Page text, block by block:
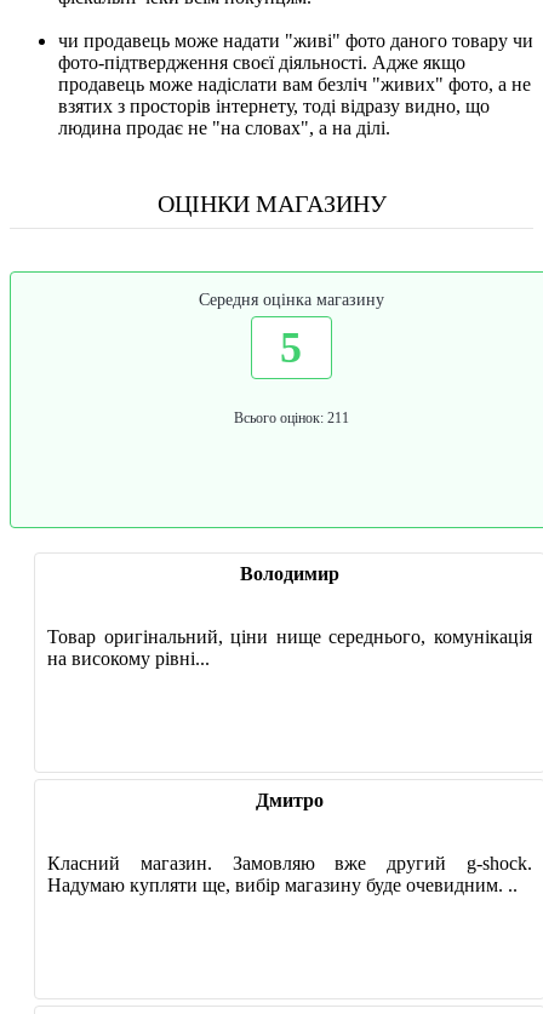
чи продавець може надати "живі" фото даного товару чи
фото-підтвердження своєї діяльності. Адже якщо
продавець може надіслати вам безліч "живих" фото, а не
взятих з просторів інтернету, тоді відразу видно, що
людина продає не "на словах", а на ділі.
ОЦІНКИ МАГАЗИНУ
Середня оцінка магазину
5
Всього оцінок: 211
Володимир
Товар оригінальний, ціни нище середнього, комунікація
на високому рівні...
Дмитро
Класний магазин. Замовляю вже другий g-shock.
Надумаю купляти ще, вибір магазину буде очевидним. ..